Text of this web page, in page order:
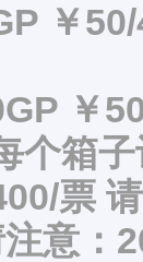
￥
￥
个箱
票
意：